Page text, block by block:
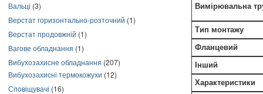
Вальці (3)
Верстат горизонтально-розточний (1)
Верстат продовжній (1)
Вагове обладнання (1)
Вибухозахисне обладнання (207)
Вибухозахисні термокожухи (12)
Сповіщувачі (16)
Вимірювальна
Тип монтажу
Фланцевий
Інший
Характеристики